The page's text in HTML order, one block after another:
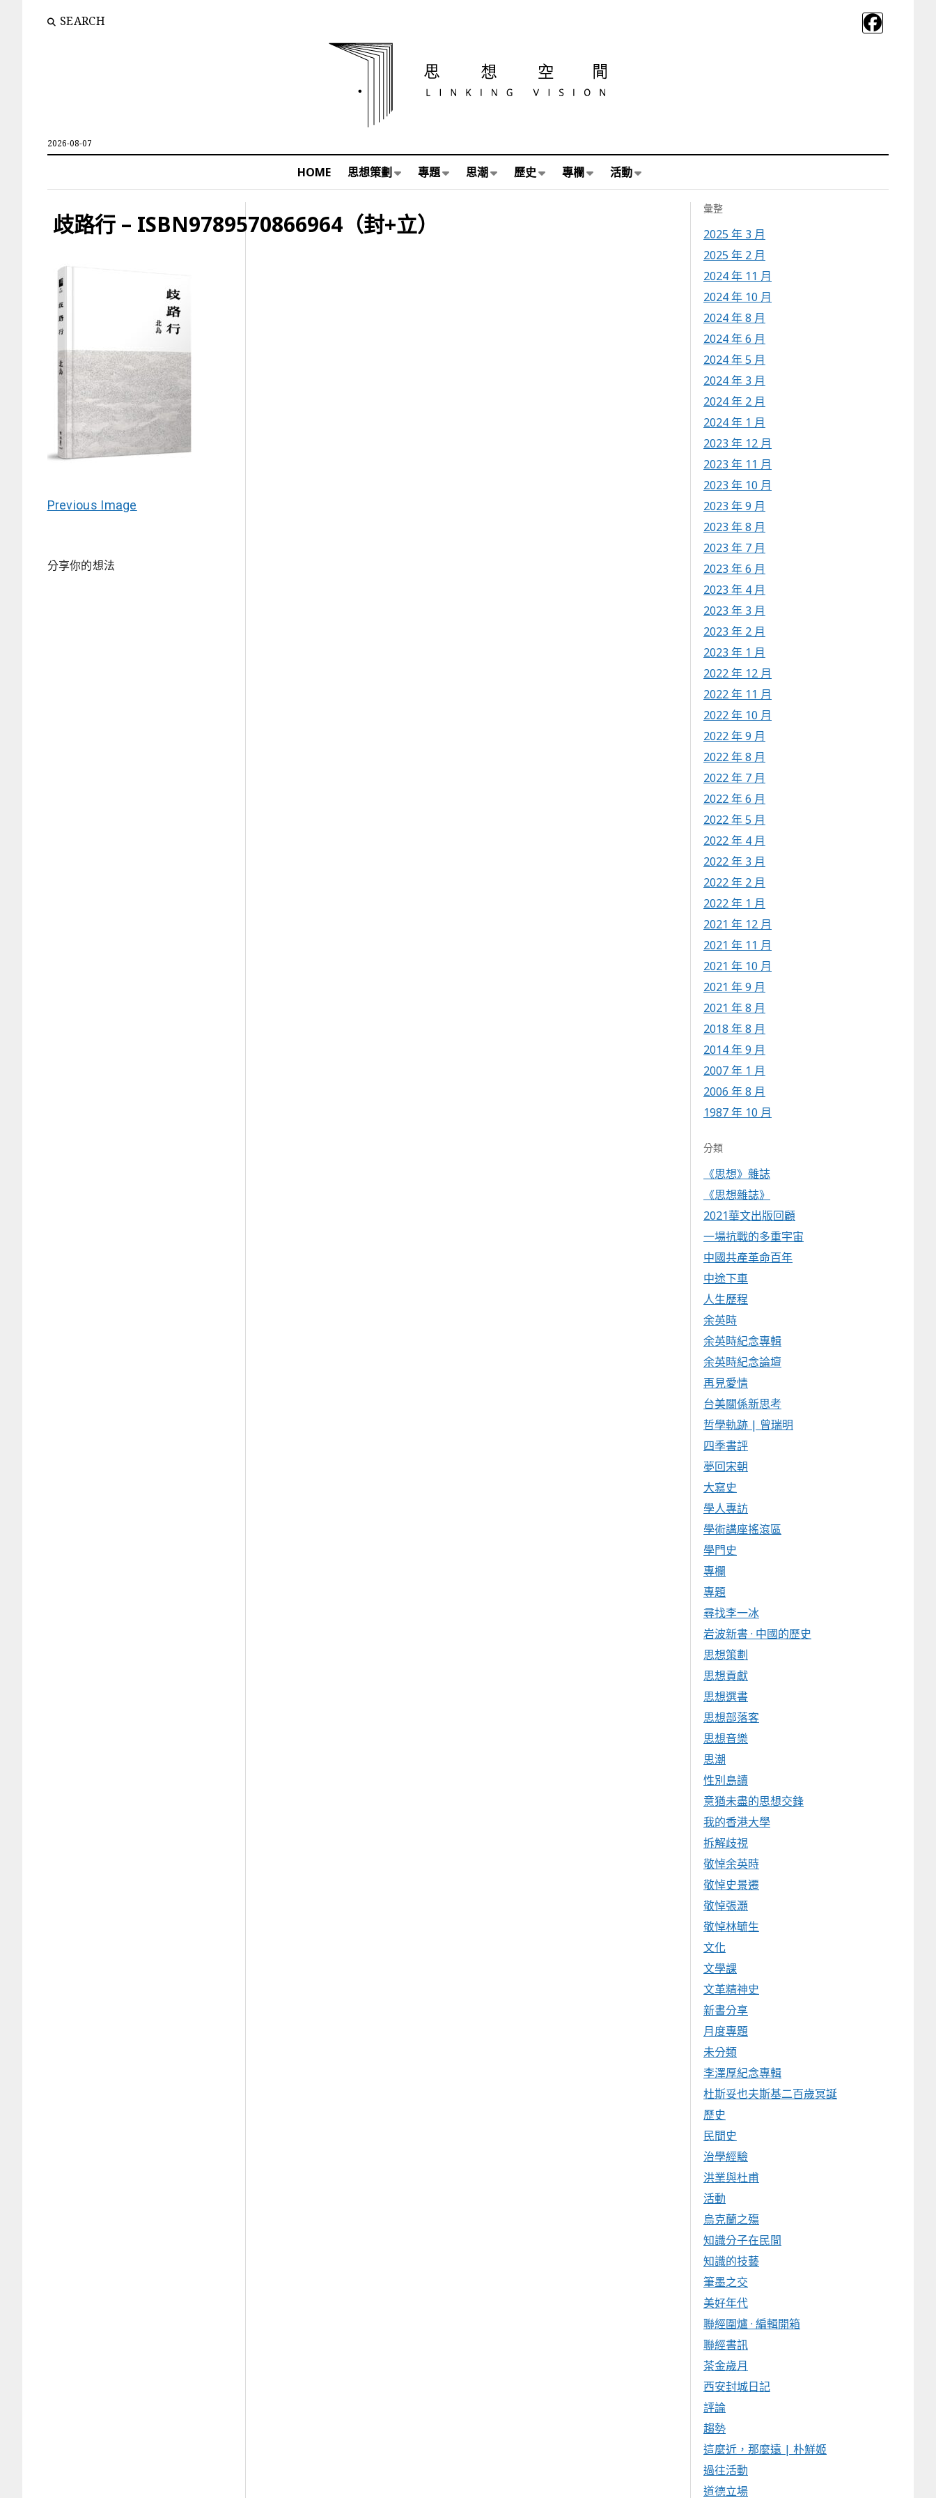
SEARCH
2026-08-07
HOME 思想策劃 專題 思潮 歷史 專欄 活動
歧路行 – ISBN9789570866964（封+立）
Previous Image
分享你的想法
彙整
2025 年 3 月
2025 年 2 月
2024 年 11 月
2024 年 10 月
2024 年 8 月
2024 年 6 月
2024 年 5 月
2024 年 3 月
2024 年 2 月
2024 年 1 月
2023 年 12 月
2023 年 11 月
2023 年 10 月
2023 年 9 月
2023 年 8 月
2023 年 7 月
2023 年 6 月
2023 年 4 月
2023 年 3 月
2023 年 2 月
2023 年 1 月
2022 年 12 月
2022 年 11 月
2022 年 10 月
2022 年 9 月
2022 年 8 月
2022 年 7 月
2022 年 6 月
2022 年 5 月
2022 年 4 月
2022 年 3 月
2022 年 2 月
2022 年 1 月
2021 年 12 月
2021 年 11 月
2021 年 10 月
2021 年 9 月
2021 年 8 月
2018 年 8 月
2014 年 9 月
2007 年 1 月
2006 年 8 月
1987 年 10 月
分類
《思想》雜誌
《思想雜誌》
2021華文出版回顧
一場抗戰的多重宇宙
中國共產革命百年
中途下車
人生歷程
余英時
余英時紀念專輯
余英時紀念論壇
再見愛情
台美關係新思考
哲學軌跡 | 曾瑞明
四季書評
夢回宋朝
大寫史
學人專訪
學術講座搖滾區
學門史
專欄
專題
尋找李一冰
岩波新書 · 中國的歷史
思想策劃
思想貢獻
思想選書
思想部落客
思想音樂
思潮
性別島讀
意猶未盡的思想交鋒
我的香港大學
拆解歧視
敬悼余英時
敬悼史景遷
敬悼張灝
敬悼林毓生
文化
文學課
文革精神史
新書分享
月度專題
未分類
李澤厚紀念專輯
杜斯妥也夫斯基二百歲冥誕
歷史
民間史
治學經驗
洪業與杜甫
活動
烏克蘭之殤
知識分子在民間
知識的技藝
筆墨之交
美好年代
聯經圍爐 · 編輯開箱
聯經書訊
茶金歲月
西安封城日記
評論
趨勢
這麼近，那麼遠 | 朴鮮姬
過往活動
道德立場